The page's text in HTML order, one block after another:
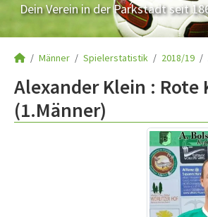
Dein Verein in der Parkstadt seit
Männer Spielerstatistik 2018/19
Alexander Klein : Rote
(1.Männer)